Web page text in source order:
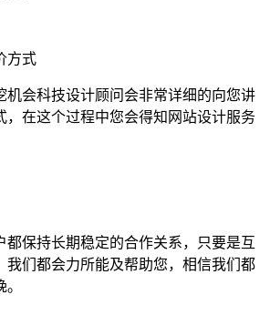
方式
机会科技设计顾问会非常详细的向您讲
，在这个过程中您会得知网站设计服务
都保持长期稳定的合作关系，只要是互
我们都会力所能及帮助您，相信我们都